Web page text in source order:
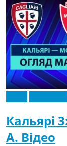
Кальярі
A. Відео